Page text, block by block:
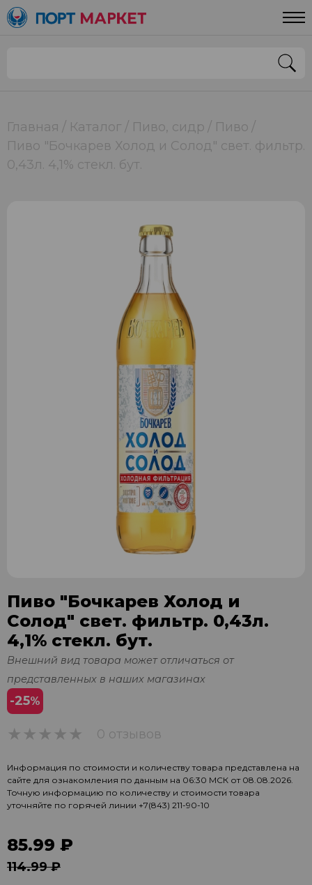
Главная Каталог Пиво, сидр
Пиво
Пиво "Бочкарев Холод и Солод" свет. фильтр.
0,43л. 4,1% стекл. бут.
Пиво "Бочкарев Холод и
Солод" свет. фильтр. 0,43л.
4,1% стекл. бут.
Внешний вид товара может отличаться от
представленных в наших магазинах
-25%
0 отзывов
Информация по стоимости и количеству товара представлена на
сайте для ознакомления по данным на 06:30 МСК от 08.08.2026.
Точную информацию по количеству и стоимости товара
уточняйте по горячей линии +7(843) 211-90-10
85.99 ₽
114.99 ₽